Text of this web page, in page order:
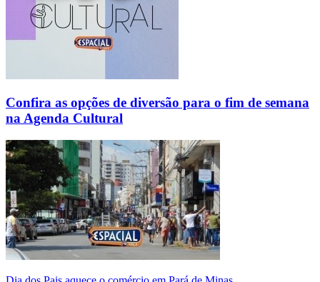
Confira as opções de diversão para o fim de semana
na Agenda Cultural